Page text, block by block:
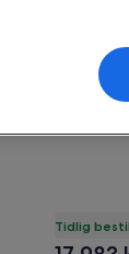
Tidlig
Prisen